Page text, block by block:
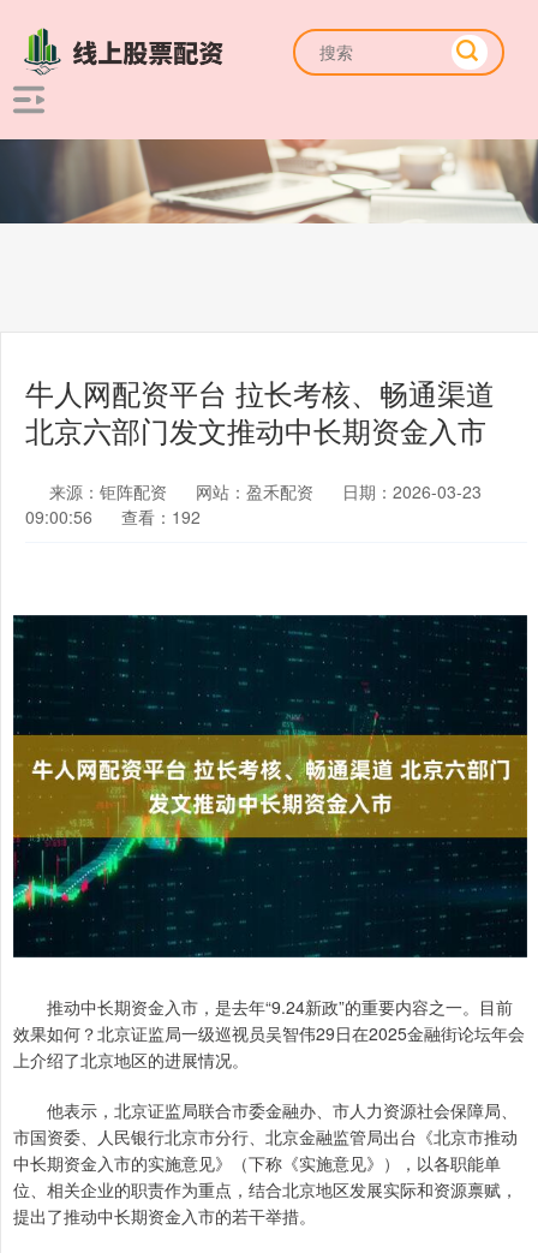
牛人网配资平台 拉长考核、畅通渠道
北京六部门发文推动中长期资金入市
来源：钜阵配资 网站：盈禾配资
日期：2026-03-23
09:00:56
查看：192
推动中长期资金入市，是去年“9.24新政”的重要内容之一。目前
效果如何？北京证监局一级巡视员吴智伟29日在2025金融街论坛年会
上介绍了北京地区的进展情况。
他表示，北京证监局联合市委金融办、市人力资源社会保障局、
市国资委、人民银行北京市分行、北京金融监管局出台《北京市推动
中长期资金入市的实施意见》（下称《实施意见》），以各职能单
位、相关企业的职责作为重点，结合北京地区发展实际和资源禀赋，
提出了推动中长期资金入市的若干举措。